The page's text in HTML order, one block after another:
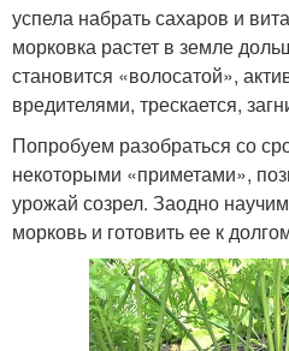
успела набрать сахаров и
морковка растет в земле
становится «волосатой»,
вредителями, трескается,
Попробуем разобраться со
некоторыми «приметами»,
урожай созрел. Заодно
морковь и готовить ее к